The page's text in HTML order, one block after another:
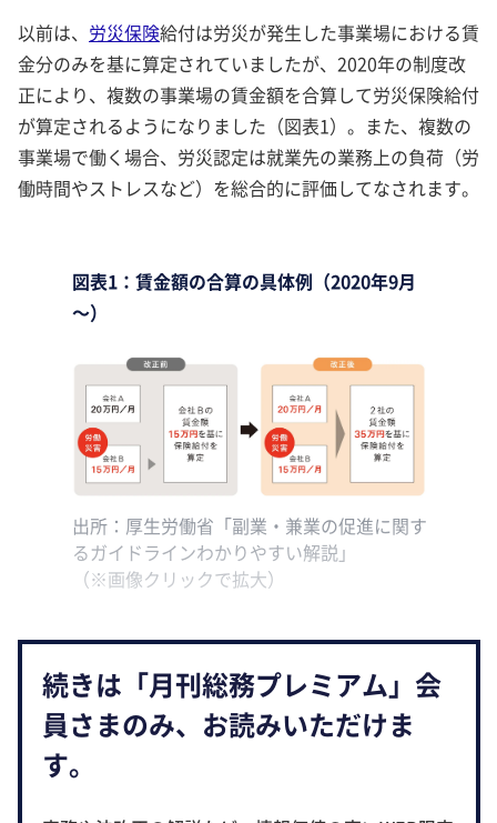
以前は、 労災保険給付は労災が発生した事業場における賃
金分のみを基に算定されていましたが、2020年の制度改
正により、複数の事業場の賃金額を合算して労災保険給付
が算定されるようになりました（図表1）。また、複数の
事業場で働く場合、労災認定は就業先の業務上の負荷（労
働時間やストレスなど）を総合的に評価してなされます。
図表1：賃金額の合算の具体例（2020年9月
～）
出所：厚生労働省「副業・兼業の促進に関す
るガイドラインわかりやすい解説」
（※画像クリックで拡大）
続きは「月刊総務プレミアム」会
員さまのみ、お読みいただけま
す。